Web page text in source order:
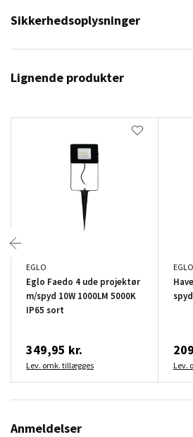
Sikkerhedsoplysninger
Lignende produkter
EGLO
Eglo Faedo 4 ude projektør
m/spyd 10W 1000LM 5000K
IP65 sort
349,95 kr.
Lev. omk. tillægges
EGLO
Lev.
Anmeldelser